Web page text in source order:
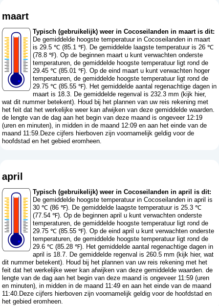
maart
Typisch (gebruikelijk) weer in Cocoseilanden in maart is dit:
De gemiddelde hoogste temperatuur in Cocoseilanden in maart
is 29.5 ℃ (85.1 ℉). De gemiddelde laagste temperatuur is 26 ℃
(78.8 ℉). Op de beginnen maart u kunt verwachten onderste
temperaturen, de gemiddelde hoogste temperatuur ligt rond de
29.45 ℃ (85.01 ℉). Op de eind maart u kunt verwachten hoger
temperaturen, de gemiddelde hoogste temperatuur ligt rond de
29.75 ℃ (85.55 ℉). Het gemiddelde aantal regenachtige dagen in
maart is 18.3. De gemiddelde regenval is 232.3 mm (kijk hier,
wat dit nummer betekent). Houd bij het plannen van uw reis rekening met
het feit dat het werkelijke weer kan afwijken van deze gemiddelde waarden.
de lengte van de dag aan het begin van deze maand is ongeveer 12:19
(uren en minuten), in midden in de maand 12:09 en aan het einde van de
maand 11:59.Deze cijfers hierboven zijn voornamelijk geldig voor de
hoofdstad en het gebied eromheen.
april
Typisch (gebruikelijk) weer in Cocoseilanden in april is dit:
De gemiddelde hoogste temperatuur in Cocoseilanden in april is
30 ℃ (86 ℉). De gemiddelde laagste temperatuur is 25.3 ℃
(77.54 ℉). Op de beginnen april u kunt verwachten onderste
temperaturen, de gemiddelde hoogste temperatuur ligt rond de
29.75 ℃ (85.55 ℉). Op de eind april u kunt verwachten onderste
temperaturen, de gemiddelde hoogste temperatuur ligt rond de
29.6 ℃ (85.28 ℉). Het gemiddelde aantal regenachtige dagen in
april is 18.7. De gemiddelde regenval is 260.5 mm (kijk hier, wat
dit nummer betekent). Houd bij het plannen van uw reis rekening met het
feit dat het werkelijke weer kan afwijken van deze gemiddelde waarden. de
lengte van de dag aan het begin van deze maand is ongeveer 11:59 (uren
en minuten), in midden in de maand 11:49 en aan het einde van de maand
11:40.Deze cijfers hierboven zijn voornamelijk geldig voor de hoofdstad en
het gebied eromheen.